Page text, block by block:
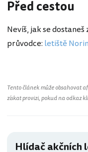
Před cestou
Nevíš, jak se
průvodce: letiště
Tento článek může obsahovat
získat provizi, pokud na odkaz
Hlídač akčních